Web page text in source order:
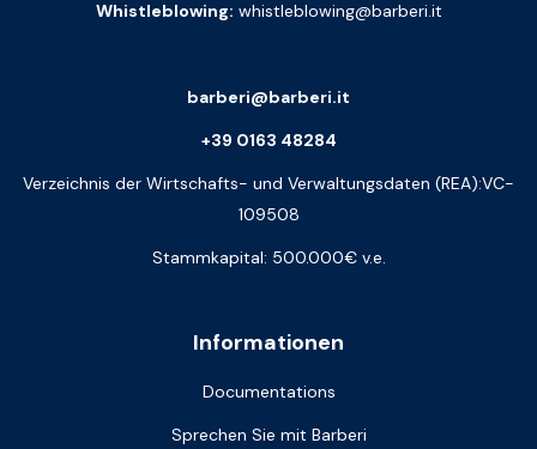
Whistleblowing: whistleblowing@barberi.it
Informationen
Documentations
Sprechen Sie mit Barberi
barberi@barberi.it
+39 0163 48284
Verzeichnis der Wirtschafts- und Verwaltungsdaten (REA):VC-
109508
Stammkapital: 500.000€ v.e.